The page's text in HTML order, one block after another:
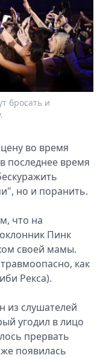
бросать и
во время
последнее время
но и поранить.
что на
Пинк
своей мамы.
как
Рекса).
из слушателей
угодил в лицо
прервать
появилась